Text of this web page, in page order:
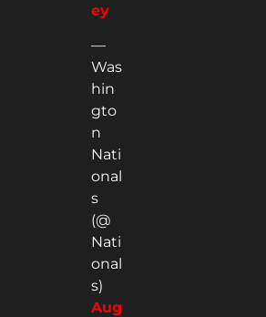
ey
—
Was
hin
gto
n
Nati
onal
s
(@
Nati
onal
s)
Aug